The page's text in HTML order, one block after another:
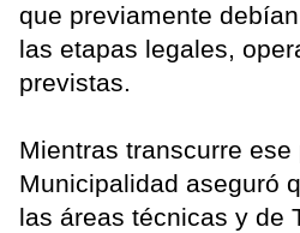
que previamente
las etapas legales,
previstas.
Mientras transcurre ese
Municipalidad aseguró
las áreas técnicas y de